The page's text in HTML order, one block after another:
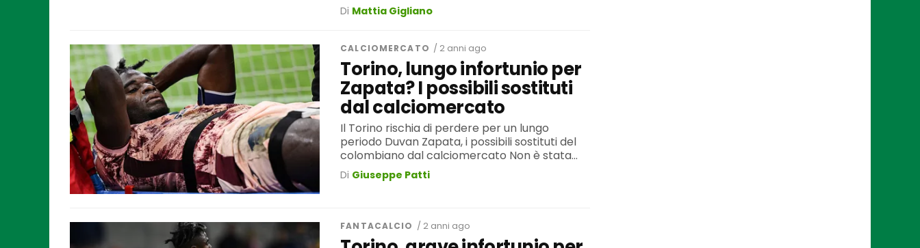
Di Mattia Gigliano
CALCIOMERCATO / 2 anni ago
Torino, lungo infortunio per
Zapata? I possibili sostituti
dal calciomercato
Il Torino rischia di perdere per un lungo
periodo Duvan Zapata, i possibili sostituti del
colombiano dal calciomercato Non è stata...
Di Giuseppe Patti
FANTACALCIO / 2 anni ago